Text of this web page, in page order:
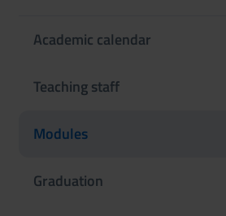
Academic calendar
Teaching staff
Modules
Graduation